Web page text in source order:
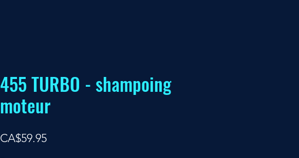
455 TURBO - shampoing
moteur
CA$59.95Price